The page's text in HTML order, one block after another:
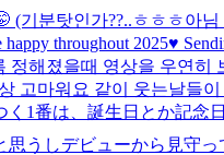
(기분탓인가??..ㅎㅎㅎ아
throughout 2025♥️
정해졌을때 영상을 우연
고마워요 같이 웃는날들이
く1番は、誕生日とか記
うしデビューから見守